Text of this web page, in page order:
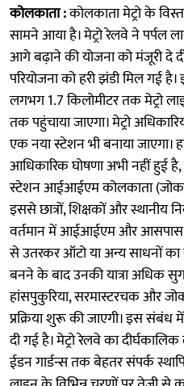
कोलकाता :कोलकाता मेट्रो के
सामने आया है। मेट्रो रेलवे ने पर्पल
आगे बढ़ाने की योजना को मंजूरी दे
परियोजना को हरी झंडी मिल
लगभग 1.7 किलोमीटर तक मेट्रो
तक पहुंचाया जाएगा। मेट्रो
एक नया स्टेशन भी बनाया जाएगा।
आधिकारिक घोषणा अभी नहीं हुई
स्टेशन आईआईएम कोलकाता
इससे छात्रों, शिक्षकों और स्थानीय
वर्तमान में आईआईएम और आसपास
से उतरकर ऑटो या अन्य साधनों
बनने के बाद उनकी यात्रा अधिक
हांसपुकुरिया, सरमास्टरचक और
प्रक्रिया शुरू की जाएगी। इस
दी गई है। मेट्रो रेलवे का
ईडन गार्डन्स तक बेहतर संपर्क